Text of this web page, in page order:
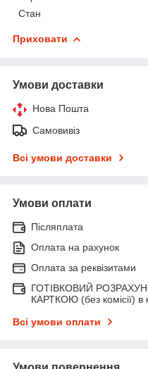
Стан
Приховати
Умови доставки
Нова Пошта
Самовивіз
Всі умови доставки
Умови оплати
Післяплата
Оплата на рахунок
Оплата за реквізитами
ГОТІВКОВИЙ
КАРТКОЮ (без комісії) в
Всі умови оплати